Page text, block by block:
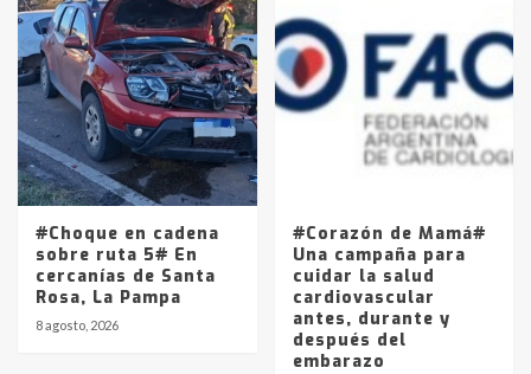
#Choque en cadena
sobre ruta 5# En
cercanías de Santa
Rosa, La Pampa
8 agosto, 2026
#Corazón de Mamá#
Una campaña para
cuidar la salud
cardiovascular
antes, durante y
después del
embarazo